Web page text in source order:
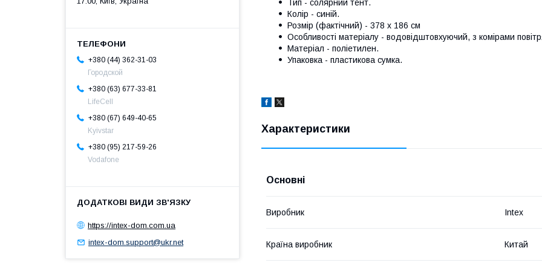
Тип - солярний тент.
Колір - синій.
Розмір (фактічний) - 378 х 186 см
Особливості матеріалу - водовідштовхуючий, з комірами
Матеріал - поліетилен.
Упаковка - пластикова сумка.
Характеристики
Основні
Виробник Intex
Країна виробник Китай
+380 (44) 362-31-03
Городской
+380 (63) 677-33-81
LifeCell
+380 (67) 649-40-65
Kyivstar
+380 (95) 217-59-26
Vodafone
https://intex-dom.com.ua
intex-dom.support@ukr.net